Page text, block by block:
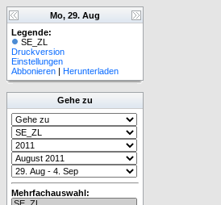
Mo, 29. Aug
Legende:
SE_ZL
Druckversion
Einstellungen
Abbonieren | Herunterladen
Gehe zu
Mehrfachauswahl: